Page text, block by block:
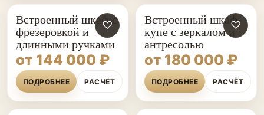
♡
Встроенный шкаф с
фрезеровкой и
длинными ручками
от 144 000 ₽
ПОДРОБНЕЕ РАСЧЁТ
♡
Встроенный шкаф-
купе с зеркалом и
антресолью
от 180 000 ₽
ПОДРОБНЕЕ РАСЧЁТ